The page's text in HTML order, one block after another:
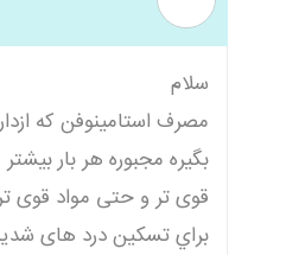
سلام
مصرف استامینوفن كه
بگيره مجبوره هر بار
قوی تر و حتی مواد قوی
براي تسكين درد های